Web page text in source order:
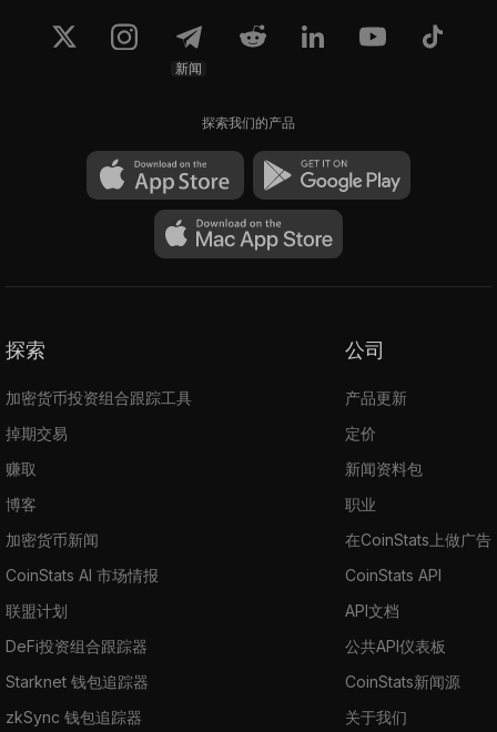
新闻
探索我们的产品
探索
加密货币投资组合跟踪工具
掉期交易
赚取
博客
加密货币新闻
CoinStats AI 市场情报
联盟计划
DeFi投资组合跟踪器
Starknet 钱包追踪器
zkSync 钱包追踪器
公司
产品更新
定价
新闻资料包
职业
在CoinStats上做广告
CoinStats API
API文档
公共API仪表板
CoinStats新闻源
关于我们